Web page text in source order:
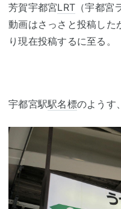
芳賀宇都宮LRT （宇都宮
動画はさっさと投稿した
り現在投稿するに至る。
宇都宮駅駅名標のようす、